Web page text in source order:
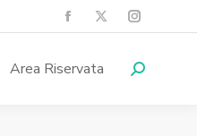
Area Riservata